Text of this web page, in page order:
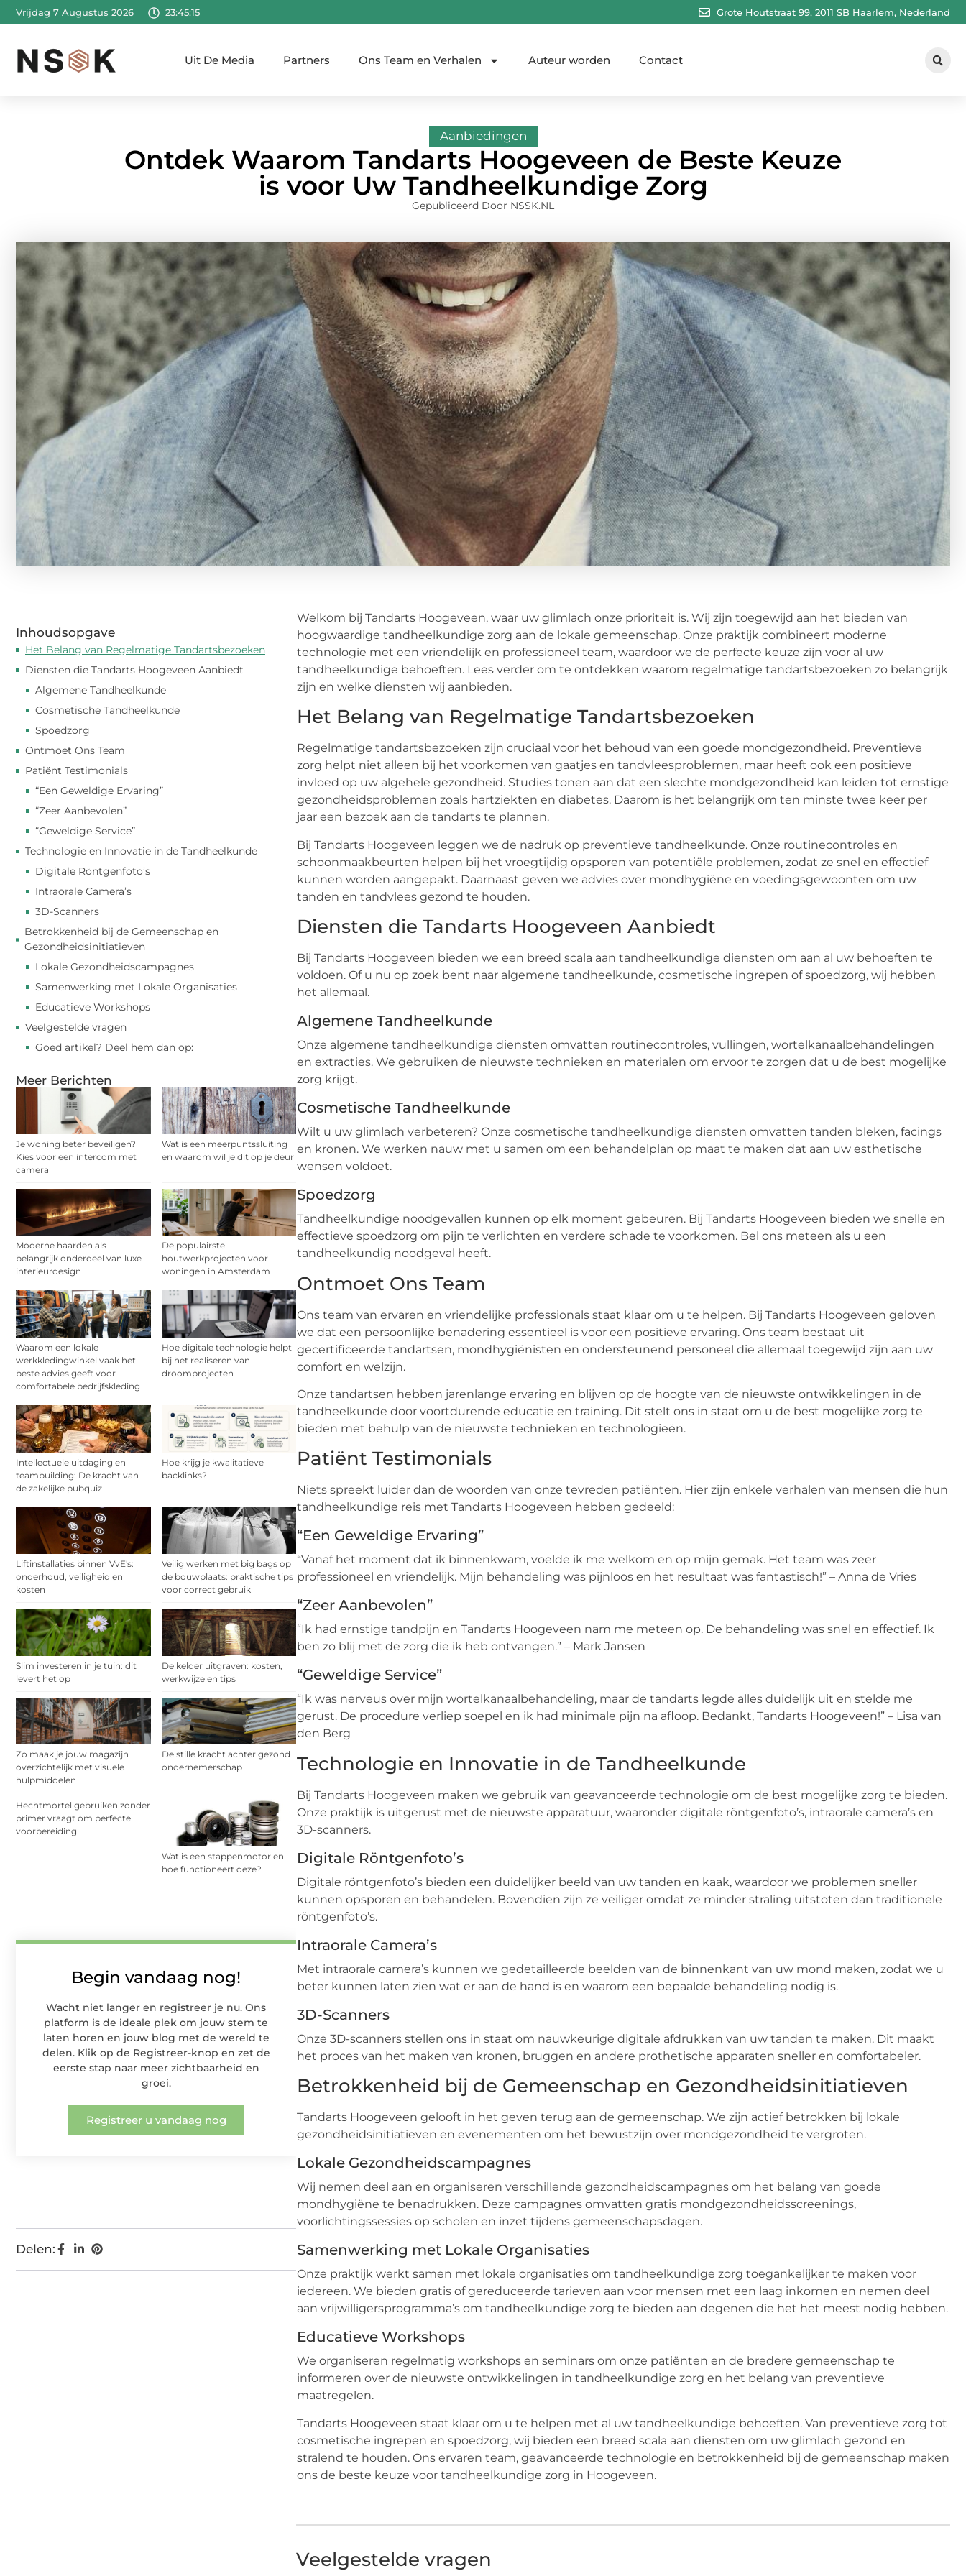
Vrijdag 7 Augustus 2026 23:45:16 Grote Houtstraat 99, 2011 SB Haarlem, Nederland
Uit De Media Partners Ons Team en Verhalen Auteur worden Contact
Aanbiedingen
Ontdek Waarom Tandarts Hoogeveen de Beste Keuze
is voor Uw Tandheelkundige Zorg
Gepubliceerd Door NSSK.NL
Inhoudsopgave
Het Belang van Regelmatige Tandartsbezoeken
Diensten die Tandarts Hoogeveen Aanbiedt
Algemene Tandheelkunde
Cosmetische Tandheelkunde
Spoedzorg
Ontmoet Ons Team
Patiënt Testimonials
“Een Geweldige Ervaring”
“Zeer Aanbevolen”
“Geweldige Service”
Technologie en Innovatie in de Tandheelkunde
Digitale Röntgenfoto’s
Intraorale Camera’s
3D-Scanners
Betrokkenheid bij de Gemeenschap en
Gezondheidsinitiatieven
Lokale Gezondheidscampagnes
Samenwerking met Lokale Organisaties
Educatieve Workshops
Veelgestelde vragen
Goed artikel? Deel hem dan op:
Meer Berichten
Je woning beter beveiligen?
Kies voor een intercom met
camera
Wat is een meerpuntssluiting
en waarom wil je dit op je deur
Moderne haarden als
belangrijk onderdeel van luxe
interieurdesign
De populairste
houtwerkprojecten voor
woningen in Amsterdam
Waarom een lokale
werkkledingwinkel vaak het
beste advies geeft voor
comfortabele bedrijfskleding
Hoe digitale technologie helpt
bij het realiseren van
droomprojecten
Intellectuele uitdaging en
teambuilding: De kracht van
de zakelijke pubquiz
Hoe krijg je kwalitatieve
backlinks?
Liftinstallaties binnen VvE's:
onderhoud, veiligheid en
kosten
Veilig werken met big bags op
de bouwplaats: praktische tips
voor correct gebruik
Slim investeren in je tuin: dit
levert het op
De kelder uitgraven: kosten,
werkwijze en tips
Zo maak je jouw magazijn
overzichtelijk met visuele
hulpmiddelen
De stille kracht achter gezond
ondernemerschap
Hechtmortel gebruiken zonder
primer vraagt om perfecte
voorbereiding
Wat is een stappenmotor en
hoe functioneert deze?
Begin vandaag nog!
Wacht niet langer en registreer je nu. Ons
platform is de ideale plek om jouw stem te
laten horen en jouw blog met de wereld te
delen. Klik op de Registreer-knop en zet de
eerste stap naar meer zichtbaarheid en
groei.
Registreer u vandaag nog
Delen:
Welkom bij Tandarts Hoogeveen, waar uw glimlach onze prioriteit is. Wij zijn toegewijd aan het bieden van
hoogwaardige tandheelkundige zorg aan de lokale gemeenschap. Onze praktijk combineert moderne
technologie met een vriendelijk en professioneel team, waardoor we de perfecte keuze zijn voor al uw
tandheelkundige behoeften. Lees verder om te ontdekken waarom regelmatige tandartsbezoeken zo belangrijk
zijn en welke diensten wij aanbieden.
Het Belang van Regelmatige Tandartsbezoeken
Regelmatige tandartsbezoeken zijn cruciaal voor het behoud van een goede mondgezondheid. Preventieve
zorg helpt niet alleen bij het voorkomen van gaatjes en tandvleesproblemen, maar heeft ook een positieve
invloed op uw algehele gezondheid. Studies tonen aan dat een slechte mondgezondheid kan leiden tot ernstige
gezondheidsproblemen zoals hartziekten en diabetes. Daarom is het belangrijk om ten minste twee keer per
jaar een bezoek aan de tandarts te plannen.
Bij Tandarts Hoogeveen leggen we de nadruk op preventieve tandheelkunde. Onze routinecontroles en
schoonmaakbeurten helpen bij het vroegtijdig opsporen van potentiële problemen, zodat ze snel en effectief
kunnen worden aangepakt. Daarnaast geven we advies over mondhygiëne en voedingsgewoonten om uw
tanden en tandvlees gezond te houden.
Diensten die Tandarts Hoogeveen Aanbiedt
Bij Tandarts Hoogeveen bieden we een breed scala aan tandheelkundige diensten om aan al uw behoeften te
voldoen. Of u nu op zoek bent naar algemene tandheelkunde, cosmetische ingrepen of spoedzorg, wij hebben
het allemaal.
Algemene Tandheelkunde
Onze algemene tandheelkundige diensten omvatten routinecontroles, vullingen, wortelkanaalbehandelingen
en extracties. We gebruiken de nieuwste technieken en materialen om ervoor te zorgen dat u de best mogelijke
zorg krijgt.
Cosmetische Tandheelkunde
Wilt u uw glimlach verbeteren? Onze cosmetische tandheelkundige diensten omvatten tanden bleken, facings
en kronen. We werken nauw met u samen om een behandelplan op maat te maken dat aan uw esthetische
wensen voldoet.
Spoedzorg
Tandheelkundige noodgevallen kunnen op elk moment gebeuren. Bij Tandarts Hoogeveen bieden we snelle en
effectieve spoedzorg om pijn te verlichten en verdere schade te voorkomen. Bel ons meteen als u een
tandheelkundig noodgeval heeft.
Ontmoet Ons Team
Ons team van ervaren en vriendelijke professionals staat klaar om u te helpen. Bij Tandarts Hoogeveen geloven
we dat een persoonlijke benadering essentieel is voor een positieve ervaring. Ons team bestaat uit
gecertificeerde tandartsen, mondhygiënisten en ondersteunend personeel die allemaal toegewijd zijn aan uw
comfort en welzijn.
Onze tandartsen hebben jarenlange ervaring en blijven op de hoogte van de nieuwste ontwikkelingen in de
tandheelkunde door voortdurende educatie en training. Dit stelt ons in staat om u de best mogelijke zorg te
bieden met behulp van de nieuwste technieken en technologieën.
Patiënt Testimonials
Niets spreekt luider dan de woorden van onze tevreden patiënten. Hier zijn enkele verhalen van mensen die hun
tandheelkundige reis met Tandarts Hoogeveen hebben gedeeld:
“Een Geweldige Ervaring”
“Vanaf het moment dat ik binnenkwam, voelde ik me welkom en op mijn gemak. Het team was zeer
professioneel en vriendelijk. Mijn behandeling was pijnloos en het resultaat was fantastisch!” – Anna de Vries
“Zeer Aanbevolen”
“Ik had ernstige tandpijn en Tandarts Hoogeveen nam me meteen op. De behandeling was snel en effectief. Ik
ben zo blij met de zorg die ik heb ontvangen.” – Mark Jansen
“Geweldige Service”
“Ik was nerveus over mijn wortelkanaalbehandeling, maar de tandarts legde alles duidelijk uit en stelde me
gerust. De procedure verliep soepel en ik had minimale pijn na afloop. Bedankt, Tandarts Hoogeveen!” – Lisa van
den Berg
Technologie en Innovatie in de Tandheelkunde
Bij Tandarts Hoogeveen maken we gebruik van geavanceerde technologie om de best mogelijke zorg te bieden.
Onze praktijk is uitgerust met de nieuwste apparatuur, waaronder digitale röntgenfoto’s, intraorale camera’s en
3D-scanners.
Digitale Röntgenfoto’s
Digitale röntgenfoto’s bieden een duidelijker beeld van uw tanden en kaak, waardoor we problemen sneller
kunnen opsporen en behandelen. Bovendien zijn ze veiliger omdat ze minder straling uitstoten dan traditionele
röntgenfoto’s.
Intraorale Camera’s
Met intraorale camera’s kunnen we gedetailleerde beelden van de binnenkant van uw mond maken, zodat we u
beter kunnen laten zien wat er aan de hand is en waarom een bepaalde behandeling nodig is.
3D-Scanners
Onze 3D-scanners stellen ons in staat om nauwkeurige digitale afdrukken van uw tanden te maken. Dit maakt
het proces van het maken van kronen, bruggen en andere prothetische apparaten sneller en comfortabeler.
Betrokkenheid bij de Gemeenschap en Gezondheidsinitiatieven
Tandarts Hoogeveen gelooft in het geven terug aan de gemeenschap. We zijn actief betrokken bij lokale
gezondheidsinitiatieven en evenementen om het bewustzijn over mondgezondheid te vergroten.
Lokale Gezondheidscampagnes
Wij nemen deel aan en organiseren verschillende gezondheidscampagnes om het belang van goede
mondhygiëne te benadrukken. Deze campagnes omvatten gratis mondgezondheidsscreenings,
voorlichtingssessies op scholen en inzet tijdens gemeenschapsdagen.
Samenwerking met Lokale Organisaties
Onze praktijk werkt samen met lokale organisaties om tandheelkundige zorg toegankelijker te maken voor
iedereen. We bieden gratis of gereduceerde tarieven aan voor mensen met een laag inkomen en nemen deel
aan vrijwilligersprogramma’s om tandheelkundige zorg te bieden aan degenen die het het meest nodig hebben.
Educatieve Workshops
We organiseren regelmatig workshops en seminars om onze patiënten en de bredere gemeenschap te
informeren over de nieuwste ontwikkelingen in tandheelkundige zorg en het belang van preventieve
maatregelen.
Tandarts Hoogeveen staat klaar om u te helpen met al uw tandheelkundige behoeften. Van preventieve zorg tot
cosmetische ingrepen en spoedzorg, wij bieden een breed scala aan diensten om uw glimlach gezond en
stralend te houden. Ons ervaren team, geavanceerde technologie en betrokkenheid bij de gemeenschap maken
ons de beste keuze voor tandheelkundige zorg in Hoogeveen.
Veelgestelde vragen